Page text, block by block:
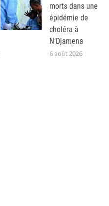
morts dans une
épidémie de
choléra à
N’Djamena
6 août 2026